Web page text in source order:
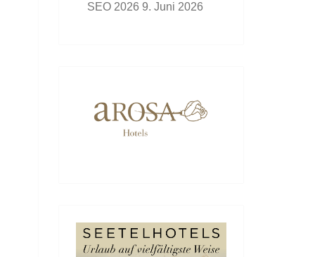
SEO 2026 9. Juni 2026